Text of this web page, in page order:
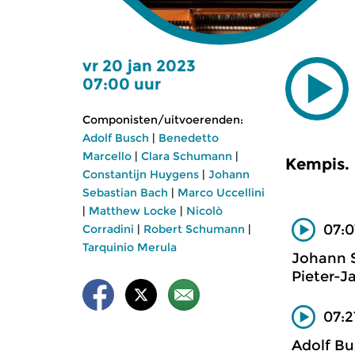
vr 20 jan 2023
07:00 uur
Componisten/uitvoerenden:
Adolf Busch | Benedetto
Marcello | Clara Schumann |
Constantijn Huygens | Johann
Sebastian Bach | Marco Uccellini
| Matthew Locke | Nicolò
Corradini | Robert Schumann |
Tarquinio Merula
Kempis.
Johann
Pieter-
Adolf